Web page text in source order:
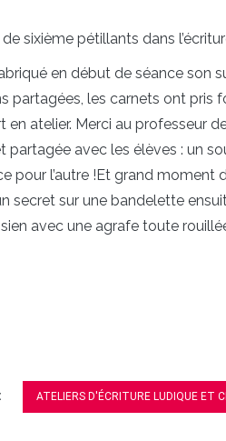
sixième pétillants dans
en début de séance son
partagées, les carnets ont pris
en atelier. Merci au professeur
partagée avec les élèves : un
pour l’autre !Et grand moment
secret sur une bandelette
avec une agrafe toute
ATELIERS D'ÉCRITURE LUDIQUE ET